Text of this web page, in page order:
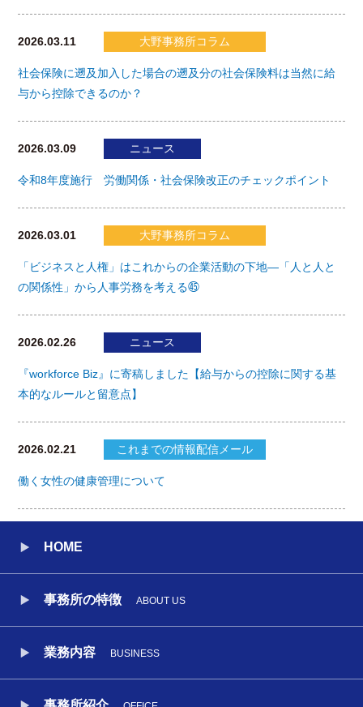
2026.03.11 大野事務所コラム
社会保険に遡及加入した場合の遡及分の社会保険料は当然に給
与から控除できるのか？
2026.03.09 ニュース
令和8年度施行 労働関係・社会保険改正のチェックポイント
2026.03.01 大野事務所コラム
「ビジネスと人権」はこれからの企業活動の下地―「人と人と
の関係性」から人事労務を考える㊺
2026.02.26 ニュース
『workforce Biz』に寄稿しました【給与からの控除に関する基
本的なルールと留意点】
2026.02.21 これまでの情報配信メール
働く女性の健康管理について
HOME
事務所の特徴 ABOUT US
業務内容 BUSINESS